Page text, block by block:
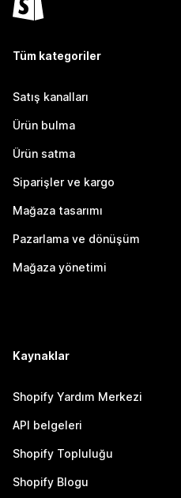
Tüm kategoriler
Satış kanalları
Ürün bulma
Ürün satma
Siparişler ve kargo
Mağaza tasarımı
Pazarlama ve dönüşüm
Mağaza yönetimi
Kaynaklar
Shopify Yardım Merkezi
API belgeleri
Shopify Topluluğu
Shopify Blogu